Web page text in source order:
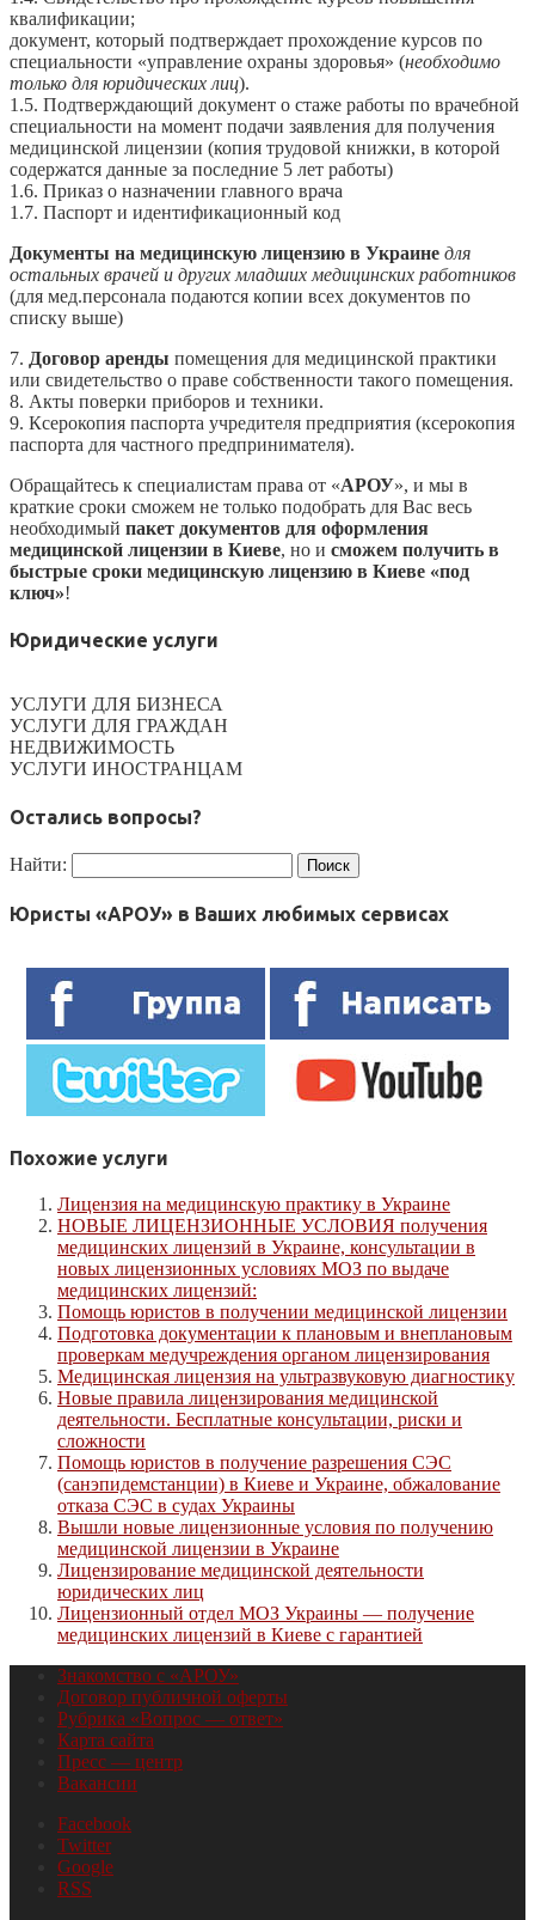
квалификации;
документ, который подтверждает прохождение курсов по
специальности «управление охраны здоровья» (необходимо
только для юридических лиц).
1.5. Подтверждающий документ о стаже работы по врачебной
специальности на момент подачи заявления для получения
медицинской лицензии (копия трудовой книжки, в которой
содержатся данные за последние 5 лет работы)
1.6. Приказ о назначении главного врача
1.7. Паспорт и идентификационный код
Документы на медицинскую лицензию в Украине для
остальных врачей и других младших медицинских работников
(для мед.персонала подаются копии всех документов по
списку выше)
7. Договор аренды помещения для медицинской практики
или свидетельство о праве собственности такого помещения.
8. Акты поверки приборов и техники.
9. Ксерокопия паспорта учредителя предприятия (ксерокопия
паспорта для частного предпринимателя).
Обращайтесь к специалистам права от «АРОУ», и мы в
краткие сроки сможем не только подобрать для Вас весь
необходимый пакет документов для оформления
медицинской лицензии в Киеве, но и сможем получить в
быстрые сроки медицинскую лицензию в Киеве «под
ключ»!
Юридические услуги
УСЛУГИ ДЛЯ БИЗНЕСА
УСЛУГИ ДЛЯ ГРАЖДАН
НЕДВИЖИМОСТЬ
УСЛУГИ ИНОСТРАНЦАМ
Остались вопросы?
Найти:
Юристы «АРОУ» в Ваших любимых сервисах
Похожие услуги
Лицензия на медицинскую практику в Украине
НОВЫЕ ЛИЦЕНЗИОННЫЕ УСЛОВИЯ получения
медицинских лицензий в Украине, консультации в
новых лицензионных условиях МОЗ по выдаче
медицинских лицензий:
Помощь юристов в получении медицинской лицензии
Подготовка документации к плановым и внеплановым
проверкам медучреждения органом лицензирования
Медицинская лицензия на ультразвуковую диагностику
Новые правила лицензирования медицинской
деятельности. Бесплатные консультации, риски и
сложности
Помощь юристов в получение разрешения СЭС
(санэпидемстанции) в Киеве и Украине, обжалование
отказа СЭС в судах Украины
Вышли новые лицензионные условия по получению
медицинской лицензии в Украине
Лицензирование медицинской деятельности
юридических лиц
Лицензионный отдел МОЗ Украины — получение
медицинских лицензий в Киеве с гарантией
Знакомство с «АРОУ»
Договор публичной оферты
Рубрика «Вопрос — ответ»
Карта сайта
Пресс — центр
Вакансии
Facebook
Twitter
Google
RSS